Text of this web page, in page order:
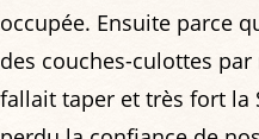
occupée. Ensuite parce
des couches-culottes par
fallait taper et très fort la